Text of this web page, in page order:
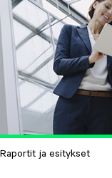
Raportit ja esitykset